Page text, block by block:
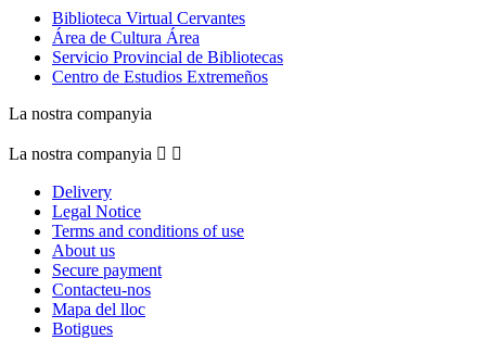
Biblioteca Virtual Cervantes
Área de Cultura Área
Servicio Provincial de Bibliotecas
Centro de Estudios Extremeños
La nostra companyia
La nostra companyia  
Delivery
Legal Notice
Terms and conditions of use
About us
Secure payment
Contacteu-nos
Mapa del lloc
Botigues